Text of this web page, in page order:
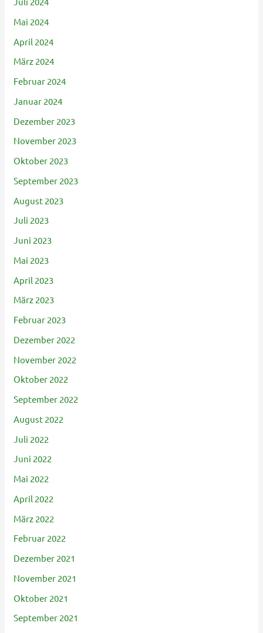
Mai 2024
April 2024
März 2024
Februar 2024
Januar 2024
Dezember 2023
November 2023
Oktober 2023
September 2023
August 2023
Juli 2023
Juni 2023
Mai 2023
April 2023
März 2023
Februar 2023
Dezember 2022
November 2022
Oktober 2022
September 2022
August 2022
Juli 2022
Juni 2022
Mai 2022
April 2022
März 2022
Februar 2022
Dezember 2021
November 2021
Oktober 2021
September 2021